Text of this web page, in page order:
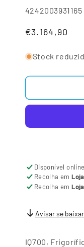
SKU:
4242003931165
Preço
€3.164,90
Stock
Disponível online
Recolha em
Recolha em
Avisar se
IQ700,